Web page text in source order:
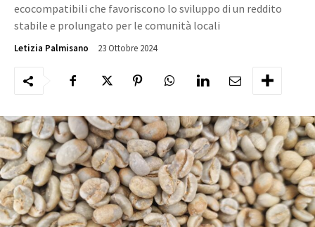
ecocompatibili che favoriscono lo sviluppo di un reddito
stabile e prolungato per le comunità locali
Letizia Palmisano 23 Ottobre 2024